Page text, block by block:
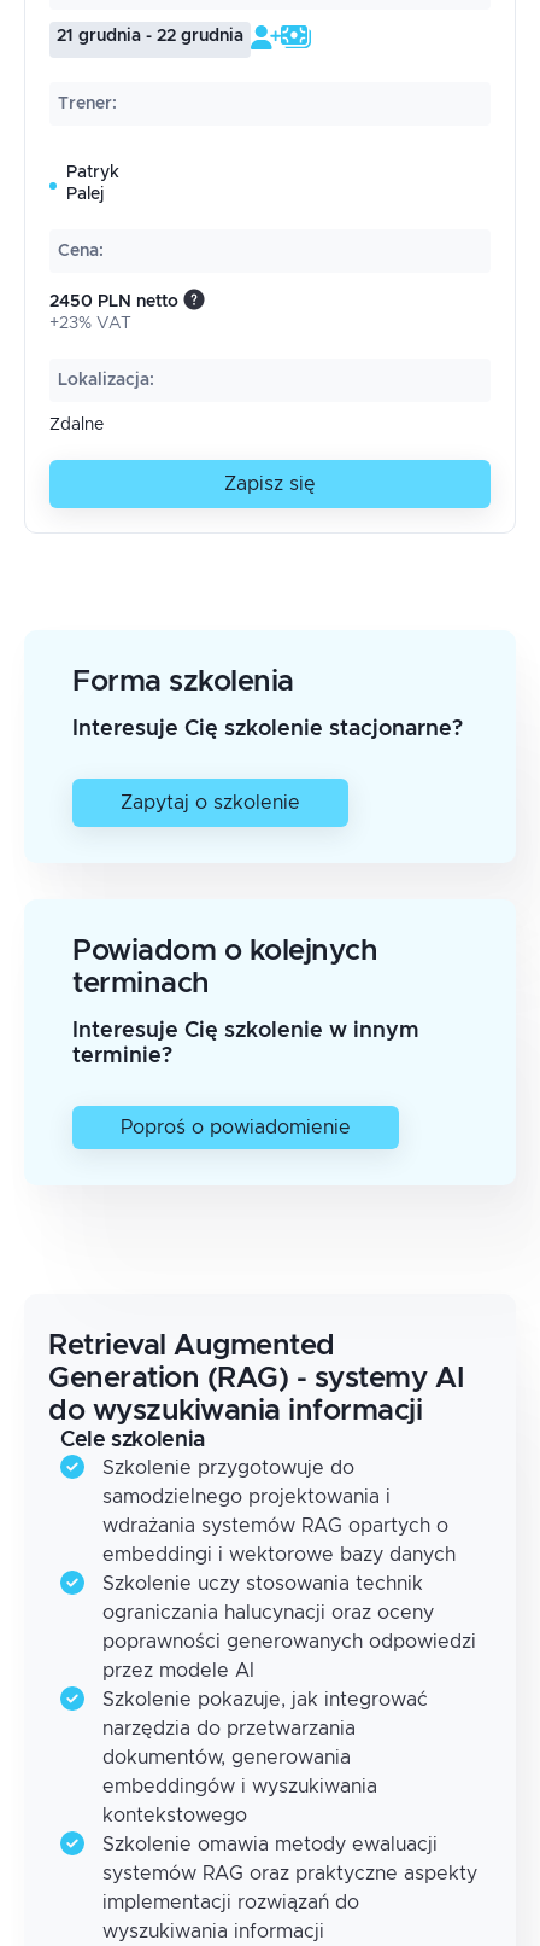
21 grudnia - 22 grudnia
Trener:
Patryk
Palej
Cena:
2450 PLN netto
+23% VAT
Lokalizacja:
Zdalne
Zapisz się
Forma szkolenia
Interesuje Cię szkolenie stacjonarne?
Zapytaj o szkolenie
Powiadom o kolejnych
terminach
Interesuje Cię szkolenie w innym
terminie?
Poproś o powiadomienie
Retrieval Augmented
Generation (RAG) - systemy AI
do wyszukiwania informacji
Cele szkolenia
Szkolenie przygotowuje do
samodzielnego projektowania i
wdrażania systemów RAG opartych o
embeddingi i wektorowe bazy danych
Szkolenie uczy stosowania technik
ograniczania halucynacji oraz oceny
poprawności generowanych odpowiedzi
przez modele AI
Szkolenie pokazuje, jak integrować
narzędzia do przetwarzania
dokumentów, generowania
embeddingów i wyszukiwania
kontekstowego
Szkolenie omawia metody ewaluacji
systemów RAG oraz praktyczne aspekty
implementacji rozwiązań do
wyszukiwania informacji